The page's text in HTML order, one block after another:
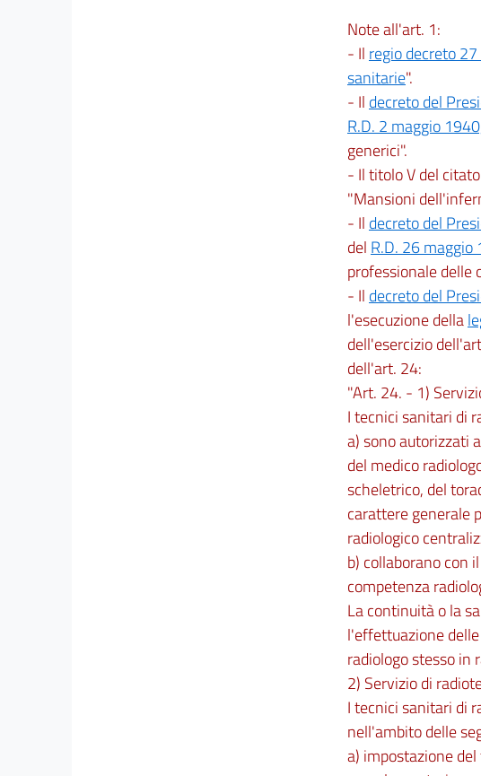
Note all'art. 1:
- Il regio decreto
sanitarie".
- Il decreto del
R.D. 2 maggio
generici".
- Il titolo V del citato
"Mansioni
- Il decreto del
del R.D. 26
professionale delle
- Il decreto del
l'esecuzione della
dell'esercizio
dell'art. 24:
"Art. 24. - 1)
I tecnici sanitari di
a) sono autorizzati
del medico
scheletrico, del
carattere generale
radiologico
b) collaborano con
competenza
La continuità o la
l'effettuazione
radiologo stesso in
2) Servizio di
I tecnici sanitari di
nell'ambito delle
a) impostazione